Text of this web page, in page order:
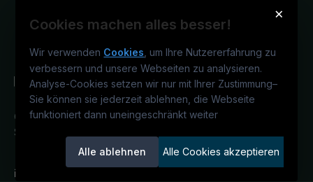
×
Cookies machen alles besser!
Wir verwenden Cookies , um Ihre Nutzererfahrung zu
verbessern und unsere Webseiten zu analysieren.
Analyse-Cookies setzen wir nur mit Ihrer Zustimmung–
Sie können sie jederzeit ablehnen, die Webseite
funktioniert dann uneingeschränkt weiter
Alle ablehnen Alle Cookies akzeptieren
Österreichs IT-Karriereportal.Ein
Service der candidatis GmbH.
informatikjobs.at